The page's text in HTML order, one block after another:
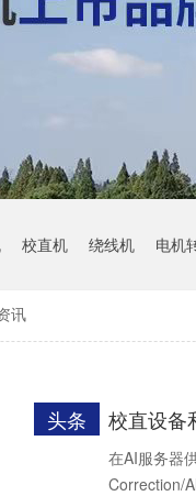
校直机 绕线机 电机
讯
校直设备
头条
在AI服务器
Correction/